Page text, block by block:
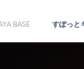
BASE すぽっと